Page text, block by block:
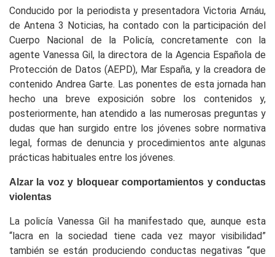
Conducido por la periodista y presentadora Victoria Arnáu,
de Antena 3 Noticias, ha contado con la participación del
Cuerpo Nacional de la Policía, concretamente con la
agente Vanessa Gil, la directora de la Agencia Española de
Protección de Datos (AEPD), Mar España, y la creadora de
contenido Andrea Garte. Las ponentes de esta jornada han
hecho una breve exposición sobre los contenidos y,
posteriormente, han atendido a las numerosas preguntas y
dudas que han surgido entre los jóvenes sobre normativa
legal, formas de denuncia y procedimientos ante algunas
prácticas habituales entre los jóvenes.
Alzar la voz y bloquear comportamientos y conductas
violentas
La policía Vanessa Gil ha manifestado que, aunque esta
“lacra en la sociedad tiene cada vez mayor visibilidad”
también se están produciendo conductas negativas “que